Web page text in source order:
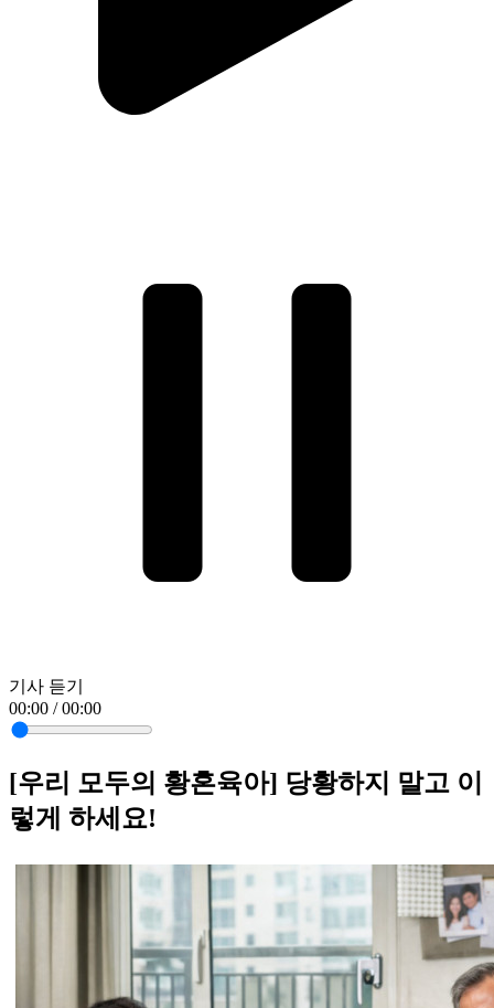
기사 듣기
00:00 / 00:00
[우리 모두의 황혼육아] 당황하지 말고 이
렇게 하세요!